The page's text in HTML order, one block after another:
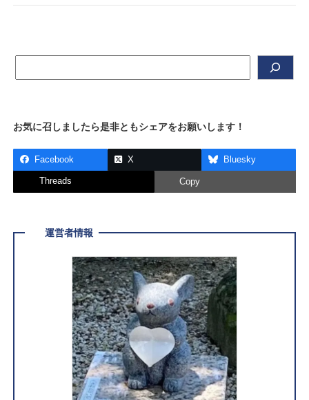
検
お気に召しましたら是非ともシェアをお願いします！
Facebook X Bluesky
Threads Copy
運営者情報